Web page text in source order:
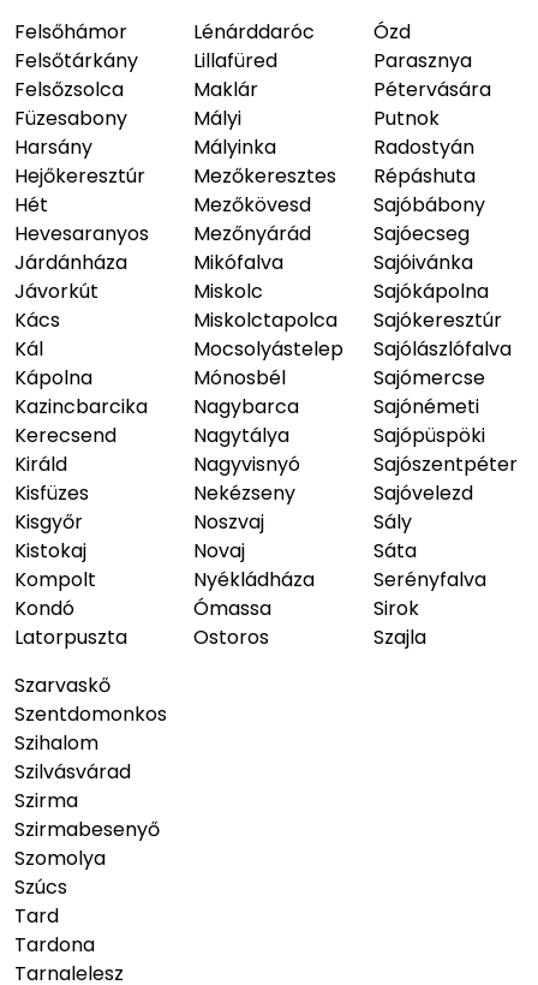
Felsőhámor
Felsőtárkány
Felsőzsolca
Füzesabony
Harsány
Hejőkeresztúr
Hét
Hevesaranyos
Járdánháza
Jávorkút
Kács
Kál
Kápolna
Kazincbarcika
Kerecsend
Királd
Kisfüzes
Kisgyőr
Kistokaj
Kompolt
Kondó
Latorpuszta
Lénárddaróc
Lillafüred
Maklár
Mályi
Mályinka
Mezőkeresztes
Mezőkövesd
Mezőnyárád
Mikófalva
Miskolc
Miskolctapolca
Mocsolyástelep
Mónosbél
Nagybarca
Nagytálya
Nagyvisnyó
Nekézseny
Noszvaj
Novaj
Nyékládháza
Ómassa
Ostoros
Ózd
Parasznya
Pétervására
Putnok
Radostyán
Répáshuta
Sajóbábony
Sajóecseg
Sajóivánka
Sajókápolna
Sajókeresztúr
Sajólászlófalva
Sajómercse
Sajónémeti
Sajópüspöki
Sajószentpéter
Sajóvelezd
Sály
Sáta
Serényfalva
Sirok
Szajla
Szarvaskő
Szentdomonkos
Szihalom
Szilvásvárad
Szirma
Szirmabesenyő
Szomolya
Szúcs
Tard
Tardona
Tarnalelesz